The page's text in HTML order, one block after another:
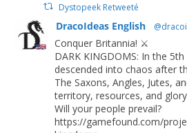
Dystopeek Retweeté
DracoIdeas English
Conquer Britannia! ⚔️
DARK KINGDOMS: In the
descended into chaos after
The Saxons, Angles, Jutes,
territory, resources, and
Will your people prevail?
https://gamefound.com/